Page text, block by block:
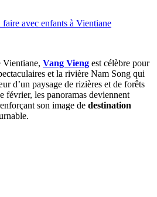
pas cher au Laos ?
, abrite plus de 6800 statues de
les plus vénérés, lié à la
de protection et de prospérité.
Buddha Park surprend par ses plus de
hindoues couvertes de mousse. La
couché, longue de 40 mètres, crée
Mékong.
goûtez au riz gluant, au laap et
incarne une étape parfaite pour